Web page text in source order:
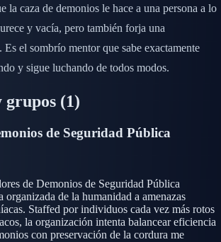
la caza de demonios le hace a una persona a lo
y vacía, pero también forja una
el sombrío mentor que sabe exactamente
y sigue luchando de todos modos.
grupos (1)
de Seguridad Pública
de Demonios de Seguridad Pública
organizada de la humanidad a amenazas
Staffed por individuos cada vez más rotos
la organización intenta balancear eficiencia
con preservación de la cordura me